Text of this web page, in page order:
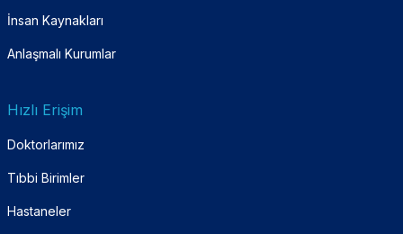
İnsan Kaynakları
Anlaşmalı Kurumlar
Hızlı Erişim
Doktorlarımız
Tıbbi Birimler
Hastaneler